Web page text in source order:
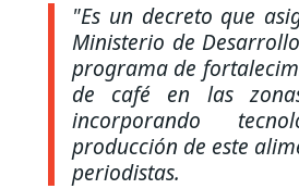
"Es un decreto que
Ministerio de
programa de
de café en las
incorporando
producción de este
periodistas.